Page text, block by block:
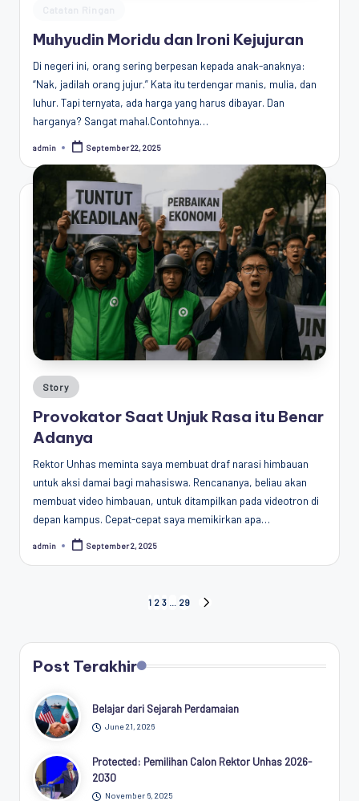
Muhyudin Moridu dan Ironi Kejujuran
Di negeri ini, orang sering berpesan kepada anak-anaknya:
“Nak, jadilah orang jujur.” Kata itu terdengar manis, mulia, dan
luhur. Tapi ternyata, ada harga yang harus dibayar. Dan
harganya? Sangat mahal.Contohnya…
Posted
admin September 22, 2025
Posted
in
Story
Provokator Saat Unjuk Rasa itu Benar
Adanya
Rektor Unhas meminta saya membuat draf narasi himbauan
untuk aksi damai bagi mahasiswa. Rencananya, beliau akan
membuat video himbauan, untuk ditampilkan pada videotron di
depan kampus. Cepat-cepat saya memikirkan apa…
Posted
admin September 2, 2025
pagination
1 2 3 … 29
Post Terakhir
Belajar dari Sejarah Perdamaian
June 21, 2026
Protected: Pemilihan Calon Rektor Unhas 2026-
2030
November 6, 2025